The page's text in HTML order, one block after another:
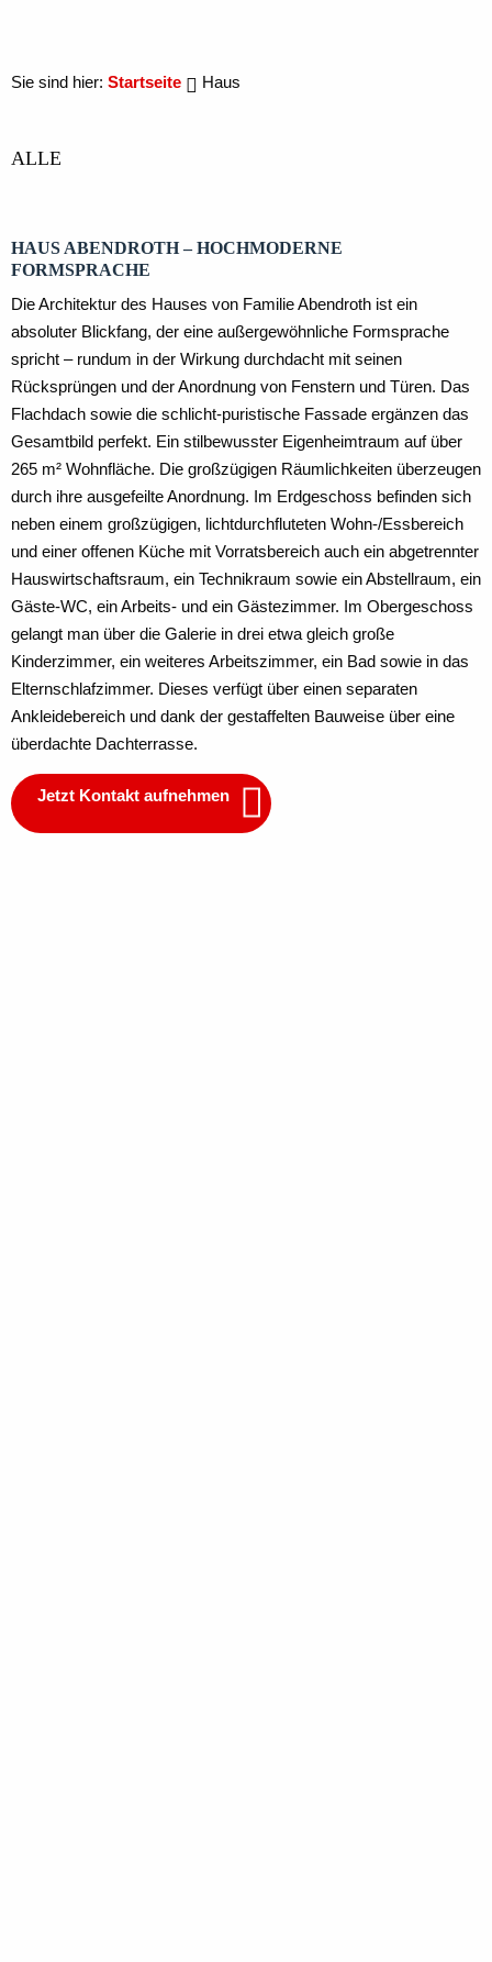
Sie sind hier: Startseite Haus
ALLE
HAUS ABENDROTH – HOCHMODERNE
FORMSPRACHE
Die Architektur des Hauses von Familie Abendroth ist ein
absoluter Blickfang, der eine außergewöhnliche Formsprache
spricht – rundum in der Wirkung durchdacht mit seinen
Rücksprüngen und der Anordnung von Fenstern und Türen. Das
Flachdach sowie die schlicht-puristische Fassade ergänzen das
Gesamtbild perfekt. Ein stilbewusster Eigenheimtraum auf über
265 m² Wohnfläche. Die großzügigen Räumlichkeiten überzeugen
durch ihre ausgefeilte Anordnung. Im Erdgeschoss befinden sich
neben einem großzügigen, lichtdurchfluteten Wohn-/Essbereich
und einer offenen Küche mit Vorratsbereich auch ein abgetrennter
Hauswirtschaftsraum, ein Technikraum sowie ein Abstellraum, ein
Gäste-WC, ein Arbeits- und ein Gästezimmer. Im Obergeschoss
gelangt man über die Galerie in drei etwa gleich große
Kinderzimmer, ein weiteres Arbeitszimmer, ein Bad sowie in das
Elternschlafzimmer. Dieses verfügt über einen separaten
Ankleidebereich und dank der gestaffelten Bauweise über eine
überdachte Dachterrasse.
Jetzt Kontakt aufnehmen